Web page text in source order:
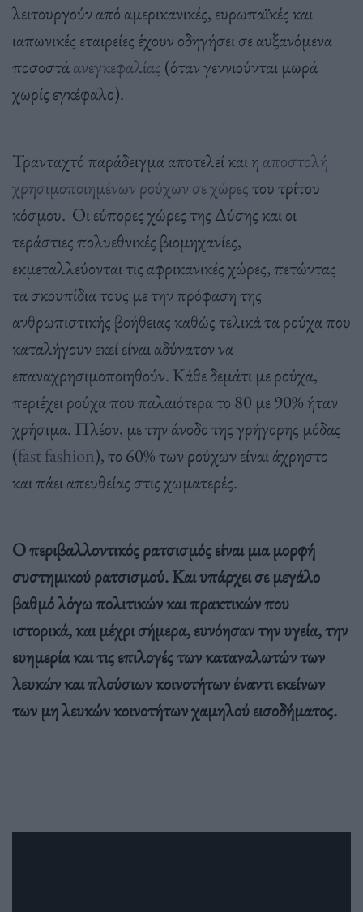
λειτουργούν από αμερικανικές, ευρωπαϊκές και
ιαπωνικές εταιρείες έχουν οδηγήσει σε αυξανόμενα
ποσοστάανεγκεφαλίας (όταν γεννιούνται μωρά
χωρίς εγκέφαλο).
Τρανταχτό παράδειγμα αποτελεί και η αποστολή
χρησιμοποιημένων ρούχων σε χώρεςτου τρίτου
κόσμου. Οι εύπορες χώρες της Δύσης και οι
τεράστιες πολυεθνικές βιομηχανίες,
εκμεταλλεύονται τις αφρικανικές χώρες, πετώντας
τα σκουπίδια τους με την πρόφαση της
ανθρωπιστικής βοήθειας καθώς τελικά τα ρούχα που
καταλήγουν εκεί είναι αδύνατον να
επαναχρησιμοποιηθούν. Κάθε δεμάτι με ρούχα,
περιέχει ρούχα που παλαιότερα το 80 με 90% ήταν
χρήσιμα. Πλέον, με την άνοδο της γρήγορης μόδας
(fast fashion), το 60% των ρούχων είναι άχρηστο
και πάει απευθείας στις χωματερές.
Ο περιβαλλοντικός ρατσισμός είναι μια μορφή
συστημικού ρατσισμού. Και υπάρχει σε μεγάλο
βαθμό λόγω πολιτικών και πρακτικών που
ιστορικά, και μέχρι σήμερα, ευνόησαν την υγεία, την
ευημερία και τις επιλογές των καταναλωτών των
λευκών και πλούσιων κοινοτήτων έναντι εκείνων
των μη λευκών κοινοτήτων χαμηλού εισοδήματος.